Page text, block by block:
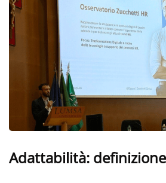
Adattabilità: definizione